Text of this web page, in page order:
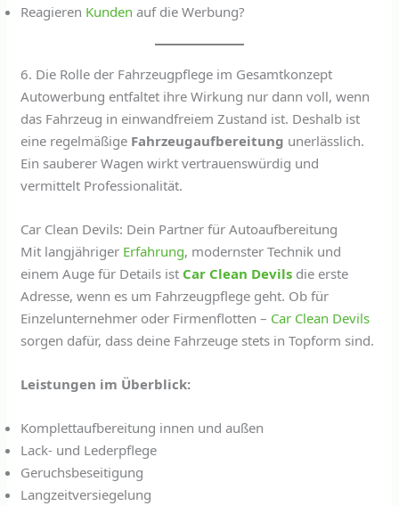
Reagieren Kunden auf die Werbung?
6. Die Rolle der Fahrzeugpflege im Gesamtkonzept
Autowerbung entfaltet ihre Wirkung nur dann voll, wenn
das Fahrzeug in einwandfreiem Zustand ist. Deshalb ist
eine regelmäßige Fahrzeugaufbereitung unerlässlich.
Ein sauberer Wagen wirkt vertrauenswürdig und
vermittelt Professionalität.
Car Clean Devils: Dein Partner für Autoaufbereitung
Mit langjähriger Erfahrung, modernster Technik und
einem Auge für Details ist Car Clean Devils die erste
Adresse, wenn es um Fahrzeugpflege geht. Ob für
Einzelunternehmer oder Firmenflotten – Car Clean Devils
sorgen dafür, dass deine Fahrzeuge stets in Topform sind.
Leistungen im Überblick:
Komplettaufbereitung innen und außen
Lack- und Lederpflege
Geruchsbeseitigung
Langzeitversiegelung